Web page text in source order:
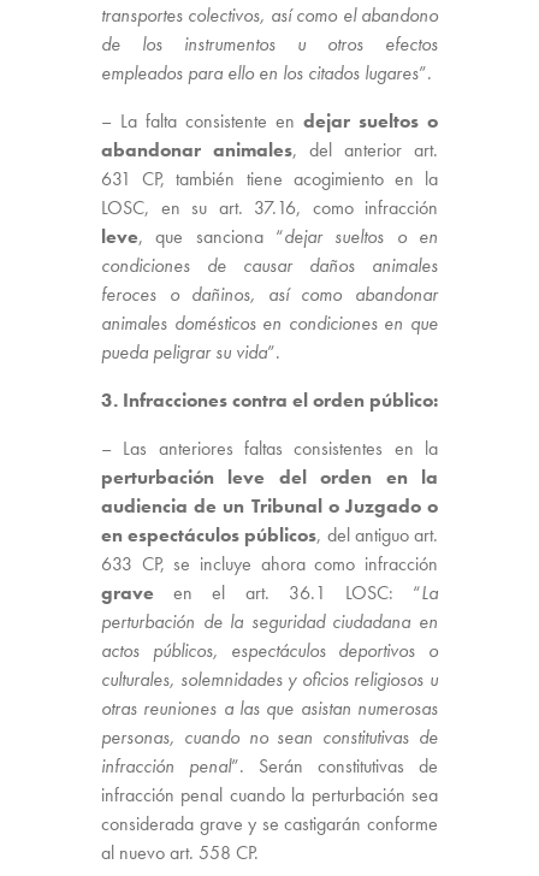
transportes colectivos, así como el abandono
de los instrumentos u otros efectos
empleados para ello en los citados lugares”.
– La falta consistente en dejar sueltos o
abandonar animales, del anterior art.
631 CP, también tiene acogimiento en la
LOSC, en su art. 37.16, como infracción
leve, que sanciona “dejar sueltos o en
condiciones de causar daños animales
feroces o dañinos, así como abandonar
animales domésticos en condiciones en que
pueda peligrar su vida”.
3. Infracciones contra el orden público:
– Las anteriores faltas consistentes en la
perturbación leve del orden en la
audiencia de un Tribunal o Juzgado o
en espectáculos públicos, del antiguo art.
633 CP, se incluye ahora como infracción
grave en el art. 36.1 LOSC: “La
perturbación de la seguridad ciudadana en
actos públicos, espectáculos deportivos o
culturales, solemnidades y oficios religiosos u
otras reuniones a las que asistan numerosas
personas, cuando no sean constitutivas de
infracción penal”. Serán constitutivas de
infracción penal cuando la perturbación sea
considerada grave y se castigarán conforme
al nuevo art. 558 CP.